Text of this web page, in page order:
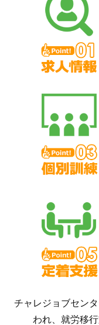
チャレジョブセン
われ、就労移